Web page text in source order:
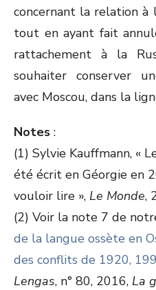
concernant la relation à
tout en ayant fait
rattachement à la
souhaiter conserver
avec Moscou, dans la
Notes :
(1) Sylvie Kauffmann, «
été écrit en Géorgie en
vouloir lire », Le Monde,
(2) Voir la note 7 de
de la langue ossète en
des conflits de 1920,
Lengas, n° 80, 2016, La